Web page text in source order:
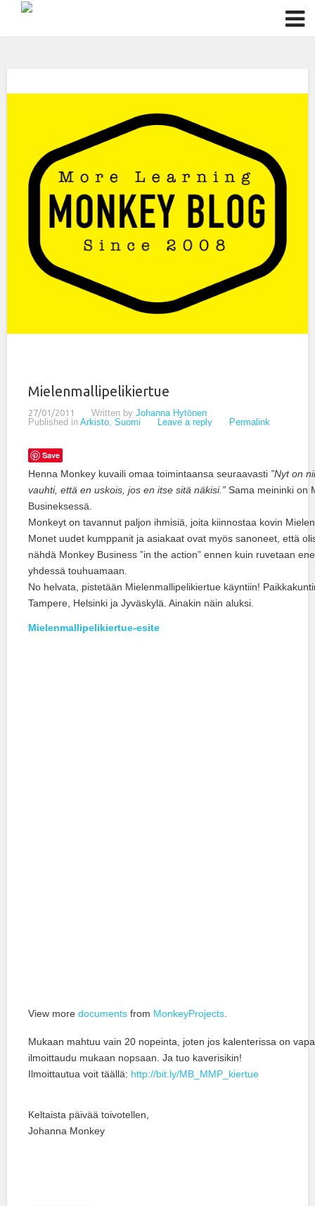
Mielenmallipelikiertue
27/01/2011 Written by Johanna Hytönen
Published in Arkisto, Suomi Leave a reply Permalink
Save
Henna Monkey kuvaili omaa toimintaansa seuraavasti ”‎Nyt on
vauhti, että en uskois, jos en itse sitä näkisi.” Sama meininki on
Busineksessä.
Monkeyt on tavannut paljon ihmisiä, joita kiinnostaa kovin
Monet uudet kumppanit ja asiakaat ovat myös sanoneet, että
nähdä Monkey Business ”in the action” ennen kuin ruvetaan
yhdessä touhuamaan.
No helvata, pistetään Mielenmallipelikiertue käyntiin!
Tampere, Helsinki ja Jyväskylä. Ainakin näin aluksi.
Mielenmallipelikiertue-esite
View more documents from MonkeyProjects.
Mukaan mahtuu vain 20 nopeinta, joten jos kalenterissa on
ilmoittaudu mukaan nopsaan. Ja tuo kaverisikin!
Ilmoittautua voit täällä: http://bit.ly/MB_MMP_kiertue
Keltaista päivää toivotellen,
Johanna Monkey